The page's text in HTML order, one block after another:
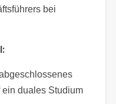
bei
duales Studium